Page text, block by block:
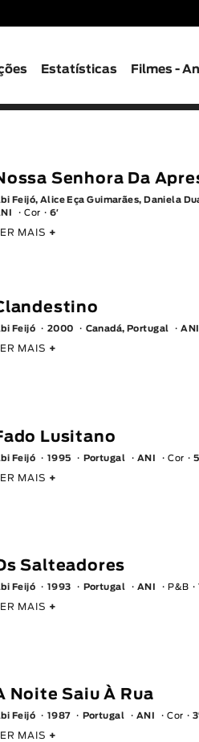
Estatísticas Filmes -
Senhora Da
Feijó, Alice Eça Guimarães, Daniela
Cor 6′
MAIS +
Feijó 2000 Canadá, Portugal ANI
MAIS +
Lusitano
Feijó 1995 Portugal ANI Cor
MAIS +
Salteadores
Feijó 1993 Portugal ANI P&B
MAIS +
Noite Saiu À Rua
Feijó 1987 Portugal ANI Cor
MAIS +